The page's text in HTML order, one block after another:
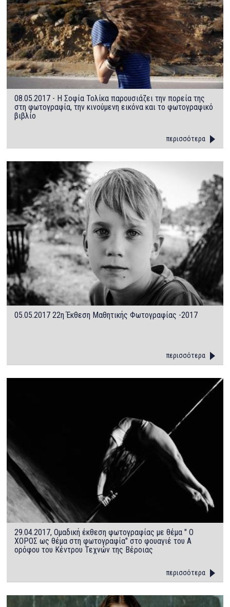
08.05.2017 - H Σοφία Τολίκα παρουσιάζει την πορεία της
στη φωτογραφία, την κινούμενη εικόνα και το φωτογραφικό
βιβλίο
περισσότερα
05.05.2017 22η Έκθεση Μαθητικής Φωτογραφίας -2017
περισσότερα
29.04.2017, Ομαδική έκθεση φωτογραφίας με θέμα " Ο
ΧΟΡΟΣ ως θέμα στη φωτογραφία" στο φουαγιέ του Α
ορόφου του Κέντρου Τεχνών της Βέροιας
περισσότερα